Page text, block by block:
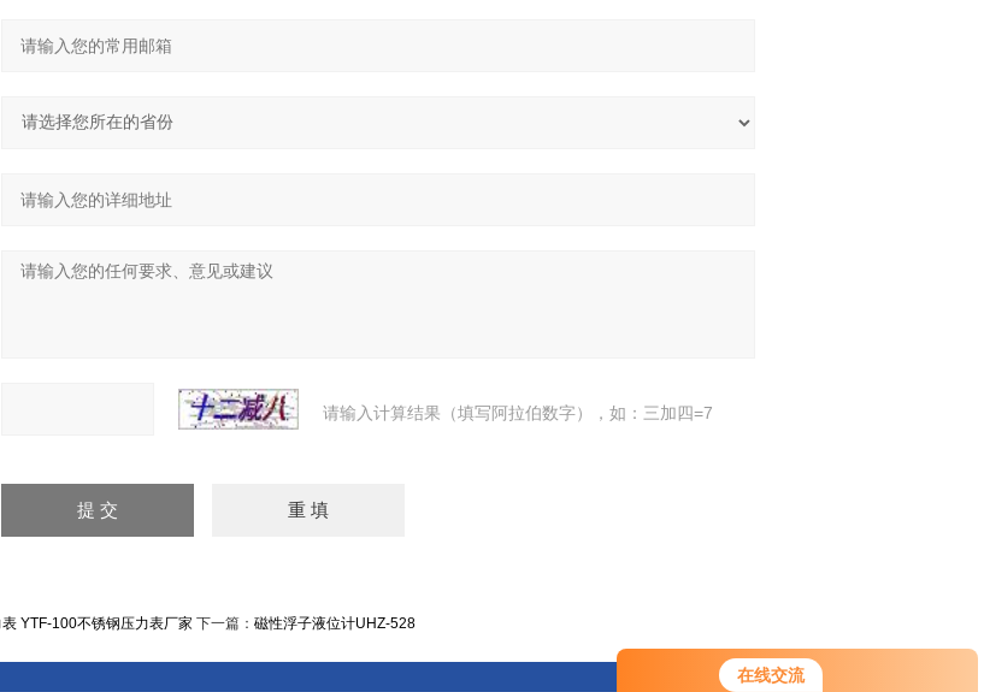
在线交流
请输入计算结果（填写阿拉伯数字），如：三加四=7
YTF-100不锈钢压力表厂家 下一篇： 磁性浮子液位计UHZ-528